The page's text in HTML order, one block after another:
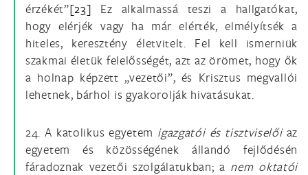
érzékét”[23] Ez alkalmassá teszi a hallgatókat,
hogy elérjék vagy ha már elérték, elmélyítsék a
hiteles, keresztény életvitelt. Fel kell ismerniük
szakmai életük felelősségét, azt az örömet, hogy ők
a holnap képzett „vezetői”, és Krisztus megvallói
lehetnek, bárhol is gyakorolják hivatásukat.
24. A katolikus egyetem igazgatói és tisztviselőiaz
egyetem és közösségének állandó fejlődésén
fáradoznak vezetői szolgálatukban; a nem oktatói